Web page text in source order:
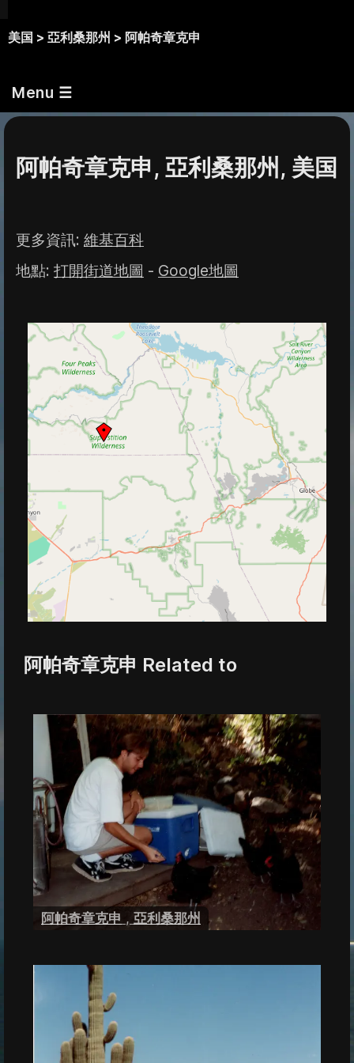
美国 > 亞利桑那州 > 阿帕奇章克申
Menu ☰
阿帕奇章克申, 亞利桑那州, 美国
更多資訊: 維基百科
地點: 打開街道地圖 - Google地圖
阿帕奇章克申 Related to
阿帕奇章克申 , 亞利桑那州